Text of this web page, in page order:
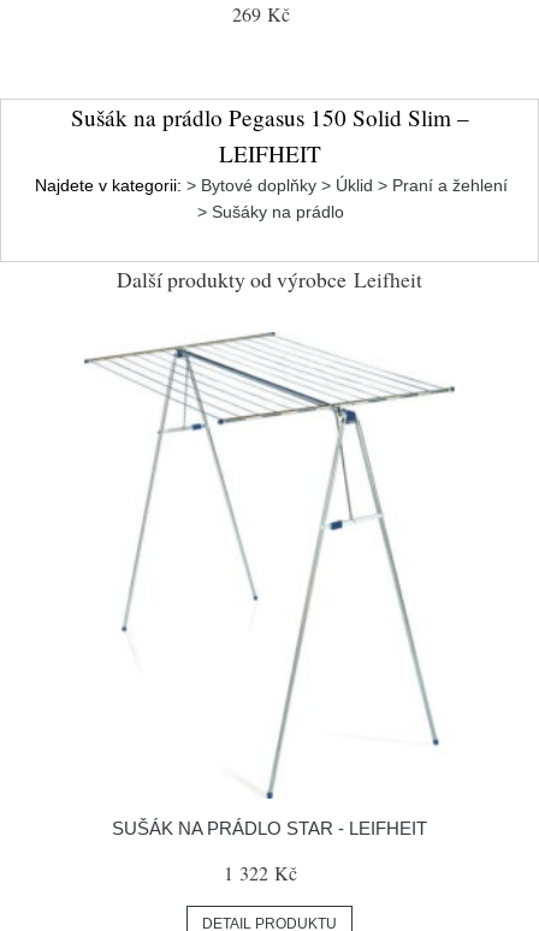
269 Kč
Sušák na prádlo Pegasus 150 Solid Slim –
LEIFHEIT
Najdete v kategorii: > Bytové doplňky > Úklid > Praní a žehlení
> Sušáky na prádlo
Další produkty od výrobce Leifheit
SUŠÁK NA PRÁDLO STAR - LEIFHEIT
1 322 Kč
DETAIL PRODUKTU